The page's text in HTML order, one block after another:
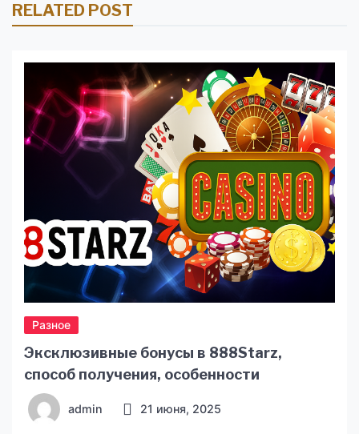
RELATED POST
Разное
Эксклюзивные бонусы в 888Starz,
способ получения, особенности
admin 21 июня, 2025